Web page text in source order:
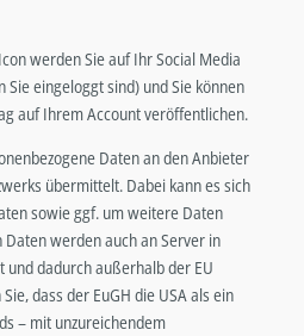
werden Sie auf Ihr Social Media
eingeloggt sind) und Sie können
auf Ihrem Account veröffentlichen.
Daten an den Anbieter
übermittelt. Dabei kann es sich
sowie ggf. um weitere Daten
werden auch an Server in
dadurch außerhalb der EU
dass der EuGH die USA als ein
– mit unzureichendem